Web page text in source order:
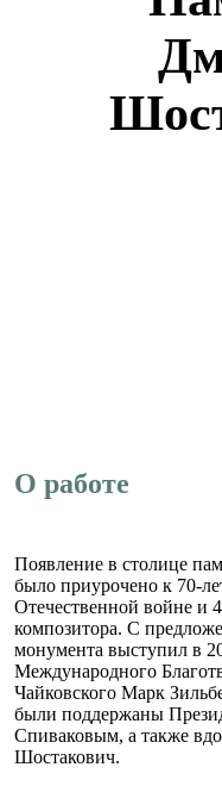
О работе
Появление в столице
было приурочено к 70-
Отечественной войне и
композитора. С
монумента выступил в
Международного
Чайковского Марк
были поддержаны
Спиваковым, а также
Шостакович.